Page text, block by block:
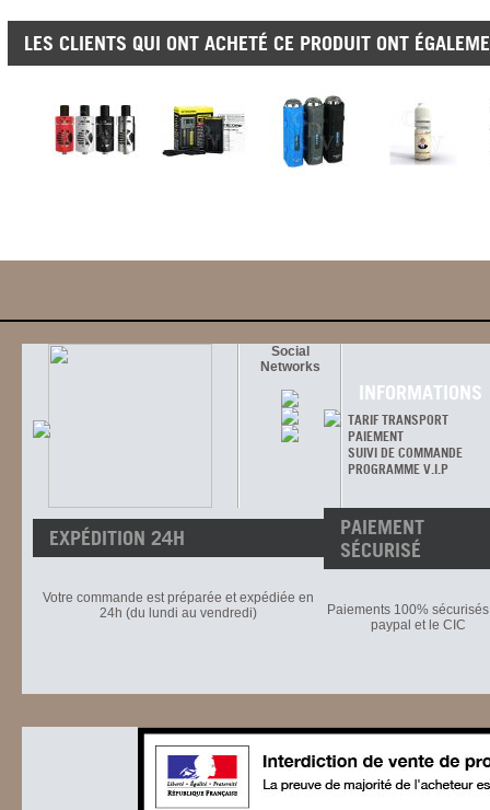
LES CLIENTS QUI ONT ACHETÉ CE PRODUIT ONT
Social
Networks
INFORMATIONS
TARIF TRANSPORT
PAIEMENT
SUIVI DE COMMANDE
PROGRAMME V.I.P
EXPÉDITION 24H
Votre commande est préparée et expédiée en
24h (du lundi au vendredi)
PAIEMENT
SÉCURISÉ
Paiements 100%
paypal et le CIC